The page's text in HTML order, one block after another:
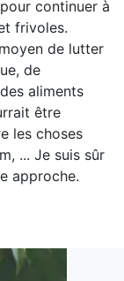
continuer à
frivoles.
de lutter
de
aliments
être
les choses
... Je suis sûr
approche.